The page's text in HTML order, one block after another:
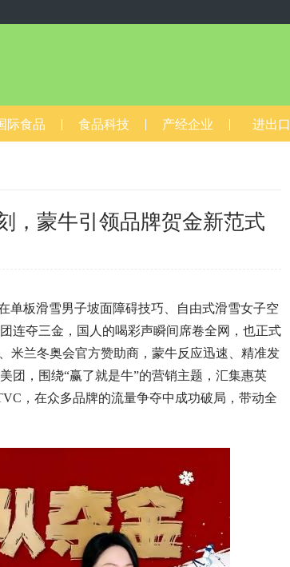
际食品 食品科技 产经企业 进出口
，蒙牛引领品牌贺金新范式
板滑雪男子坡面障碍技巧、自由式滑雪女子空
连夺三金，国人的喝彩声瞬间席卷全网，也正式
米兰冬奥会官方赞助商，蒙牛反应迅速、精准发
团，围绕“赢了就是牛”的营销主题，汇集惠英
，在众多品牌的流量争夺中成功破局，带动全